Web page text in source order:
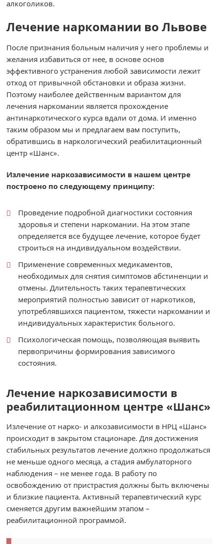
алкоголиков.
Лечение наркомании во Львове
После признания больным наличия у него проблемы и
желания избавиться от нее, в основе основ
эффективного устранения любой зависимости лежит
отход от привычной обстановки и образа жизни.
Поэтому наиболее действенным вариантом для
лечения наркомании является прохождение
антинаркотического курса вдали от дома. И именно
таким образом мы и предлагаем вам поступить,
обратившись в наркологический реабилитационный
центр «Шанс».
Излечение наркозависимости в нашем центре
построено по следующему принципу:
Проведение подробной диагностики состояния
здоровья и степени наркомании. На этом этапе
определяется все будущее лечение, которое будет
строиться на индивидуальном воздействии.
Применение современных медикаментов,
необходимых для снятия симптомов абстиненции и
отмены. Длительность таких терапевтических
мероприятий полностью зависит от наркотиков,
употреблявшихся пациентом, тяжести наркомании и
индивидуальных характеристик больного.
Психологическая помощь, позволяющая выявить
первопричины формирования зависимого
состояния.
Лечение наркозависимости в
реабилитационном центре «Шанс»
Излечение от нарко- и алкозависимости в НРЦ «Шанс»
происходит в закрытом стационаре. Для достижения
стабильных результатов лечение должно продолжаться
не меньше одного месяца, а стадия амбулаторного
наблюдения – не менее года. В работу по
освобождению от пристрастия должны быть включены
и близкие пациента. Активный терапевтический курс
сменяется другим важнейшим этапом –
реабилитационной программой.